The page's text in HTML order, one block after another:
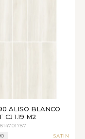
ALISO BLANCO
CJ 1.19 M2
SATIN